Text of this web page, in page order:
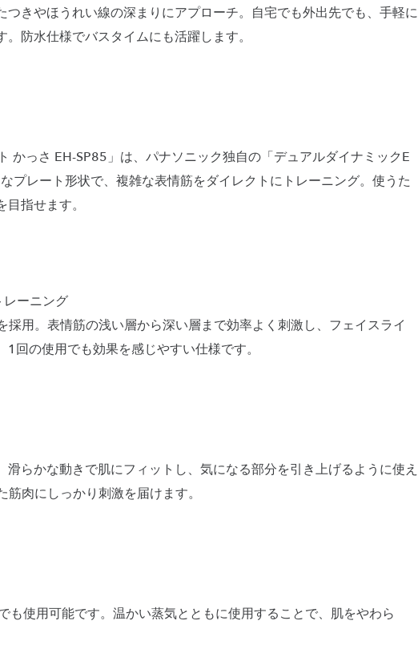
きやほうれい線の深まりにアプローチ。自宅でも外出先でも、手軽に
防水仕様でバスタイムにも活躍します。
かっさ EH-SP85」は、パナソニック独自の「デュアルダイナミックE
プレート形状で、複雑な表情筋をダイレクトにトレーニング。使うた
指せます。
ーニング
用。表情筋の浅い層から深い層まで効率よく刺激し、フェイスライ
回の使用でも効果を感じやすい仕様です。
らかな動きで肌にフィットし、気になる部分を引き上げるように使え
肉にしっかり刺激を届けます。
も使用可能です。温かい蒸気とともに使用することで、肌をやわら